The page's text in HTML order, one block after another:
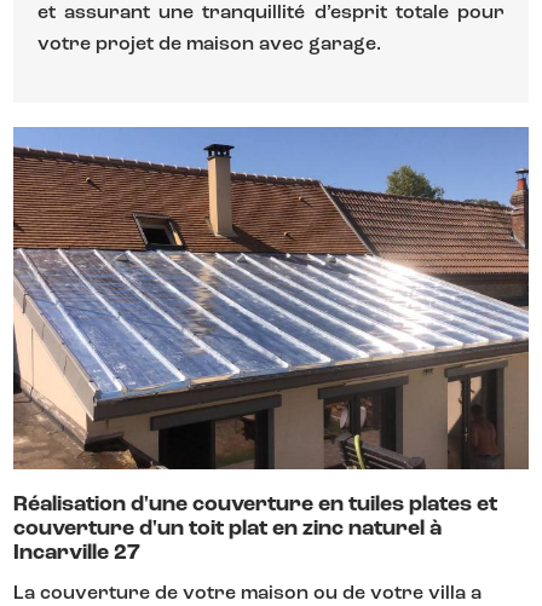
et assurant une tranquillité d’esprit totale pour
votre projet de maison avec garage.
Réalisation d'une couverture en tuiles plates et
couverture d'un toit plat en zinc naturel à
Incarville 27
La couverture de votre maison ou de votre villa a